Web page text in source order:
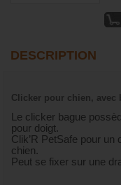
DESCRIPTION
Clicker pour chien, avec
Le clicker bague
pour doigt.
Clik’R PetSafe pour
chien.
Peut se fixer sur une